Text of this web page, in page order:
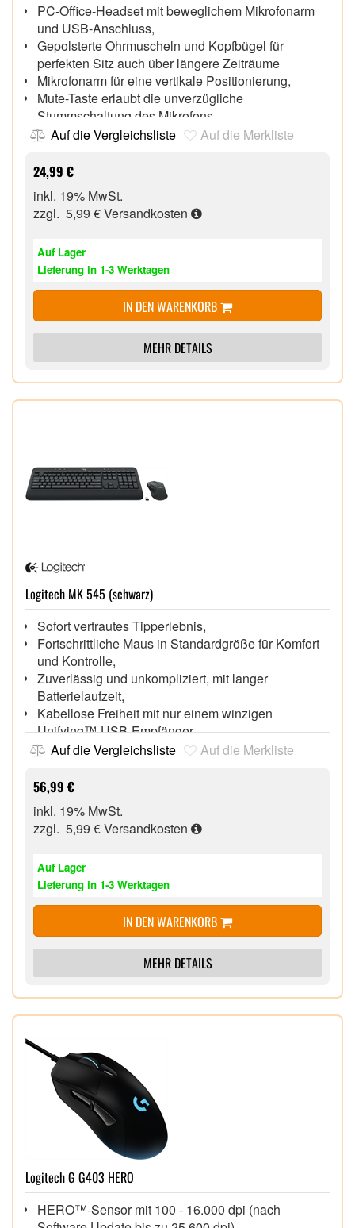
PC-Office-Headset mit beweglichem Mikrofonarm
und USB-Anschluss,
Gepolsterte Ohrmuscheln und Kopfbügel für
perfekten Sitz auch über längere Zeiträume
Mikrofonarm für eine vertikale Positionierung,
Mute-Taste erlaubt die unverzügliche
Stummschaltung des Mikrofons
Kabelfernbedienung zur bequemen, stufenlosen
Einseitige Kabelführung für bequemes Tragegefühl
ohne Kabelsalat,
Verstellbare Kopfbügel,
Ultraleichtes Gewicht bietet hohen Tragekomfort,
Auf die Vergleichsliste Auf die Merkliste
24,99 €
inkl. 19% MwSt.
zzgl. 5,99 €Versandkosten
Auf Lager
Lieferung in 1-3 Werktagen
IN DEN WARENKORB
MEHR DETAILS
Logitech MK 545 (schwarz)
Sofort vertrautes Tipperlebnis,
Fortschrittliche Maus in Standardgröße für Komfort
und Kontrolle,
Zuverlässig und unkompliziert, mit langer
Batterielaufzeit,
Kabellose Freiheit mit nur einem winzigen
Unifying™-USB-Empfänger
Bis zu 10 m Reichweite,
Auf die Vergleichsliste Auf die Merkliste
56,99 €
inkl. 19% MwSt.
zzgl. 5,99 €Versandkosten
Auf Lager
Lieferung in 1-3 Werktagen
IN DEN WARENKORB
MEHR DETAILS
Logitech G G403 HERO
HERO™-Sensor mit 100 - 16.000 dpi (nach